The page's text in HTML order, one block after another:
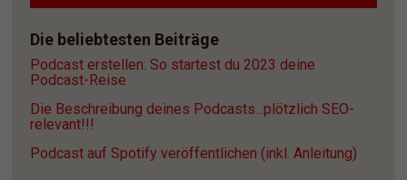
Die beliebtesten Beiträge
Podcast erstellen: So startest du 2023 deine
Podcast-Reise
Die Beschreibung deines Podcasts...plötzlich SEO-
relevant!!!
Podcast auf Spotify veröffentlichen (inkl. Anleitung)